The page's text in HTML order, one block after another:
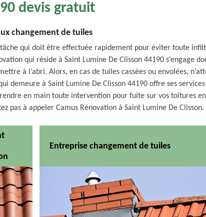
devis gratuit
changement de tuiles
tâche qui doit être effectuée rapidement pour éviter toute
qui réside à Saint Lumine De Clisson 44190 s’engage
à l’abri. Alors, en cas de tuiles cassées ou envolées,
demeure à Saint Lumine De Clisson 44190 offre ses
en main toute intervention pour fuite sur vos toitures
pas à appeler Camus Rénovation à Saint Lumine De Clisson.
Entreprise changement de tuiles